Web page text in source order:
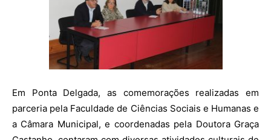
Em Ponta Delgada, as comemorações realizadas em
parceria pela Faculdade de Ciências Sociais e Humanas e
a Câmara Municipal, e coordenadas pela Doutora Graça